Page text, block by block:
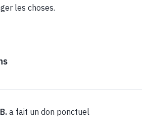
les choses.
a fait un don ponctuel